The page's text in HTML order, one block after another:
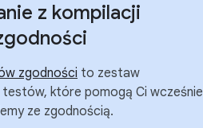
z kompilacji
zgodności to zestaw
testów, które pomogą Ci wcześnie
ze zgodnością.